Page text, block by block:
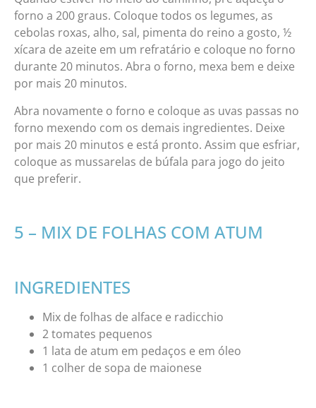
forno a 200 graus. Coloque todos os legumes, as
cebolas roxas, alho, sal, pimenta do reino a gosto, ½
xícara de azeite em um refratário e coloque no forno
durante 20 minutos. Abra o forno, mexa bem e deixe
por mais 20 minutos.
Abra novamente o forno e coloque as uvas passas no
forno mexendo com os demais ingredientes. Deixe
por mais 20 minutos e está pronto. Assim que esfriar,
coloque as mussarelas de búfala para jogo do jeito
que preferir.
5 – MIX DE FOLHAS COM ATUM
INGREDIENTES
Mix de folhas de alface e radicchio
2 tomates pequenos
1 lata de atum em pedaços e em óleo
1 colher de sopa de maionese